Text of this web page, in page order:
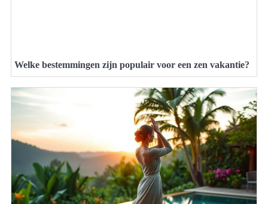
Welke bestemmingen zijn populair voor een zen vakantie?